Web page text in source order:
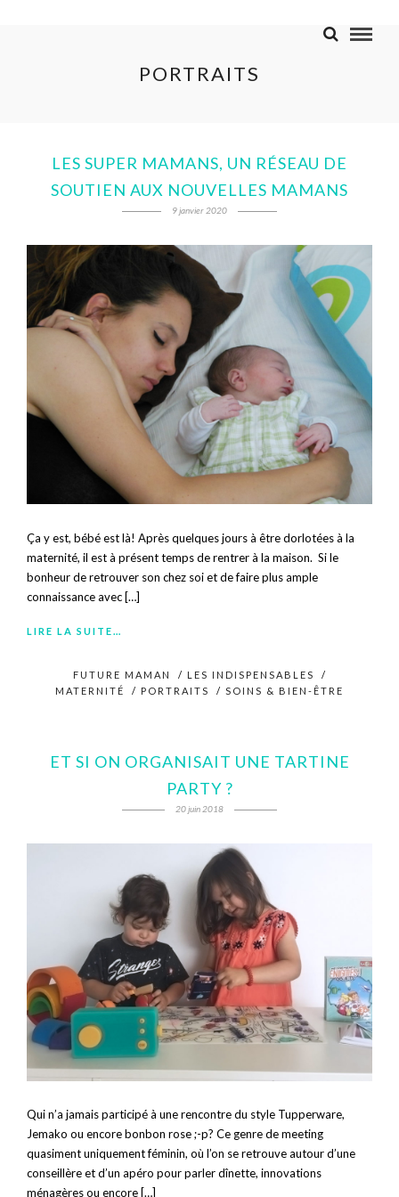
PORTRAITS
LES SUPER MAMANS, UN RÉSEAU DE
SOUTIEN AUX NOUVELLES MAMANS
9 janvier 2020
Ça y est, bébé est là! Après quelques jours à être dorlotées à la
maternité, il est à présent temps de rentrer à la maison. Si le
bonheur de retrouver son chez soi et de faire plus ample
connaissance avec […]
LIRE LA SUITE…
FUTURE MAMAN / LES INDISPENSABLES
/
MATERNITÉ
/ PORTRAITS / SOINS & BIEN-ÊTRE
ET SI ON ORGANISAIT UNE TARTINE
PARTY ?
20 juin 2018
Qui n’a jamais participé à une rencontre du style Tupperware,
Jemako ou encore bonbon rose ;-p? Ce genre de meeting
quasiment uniquement féminin, où l’on se retrouve autour d’une
conseillère et d’un apéro pour parler dînette, innovations
ménagères ou encore […]